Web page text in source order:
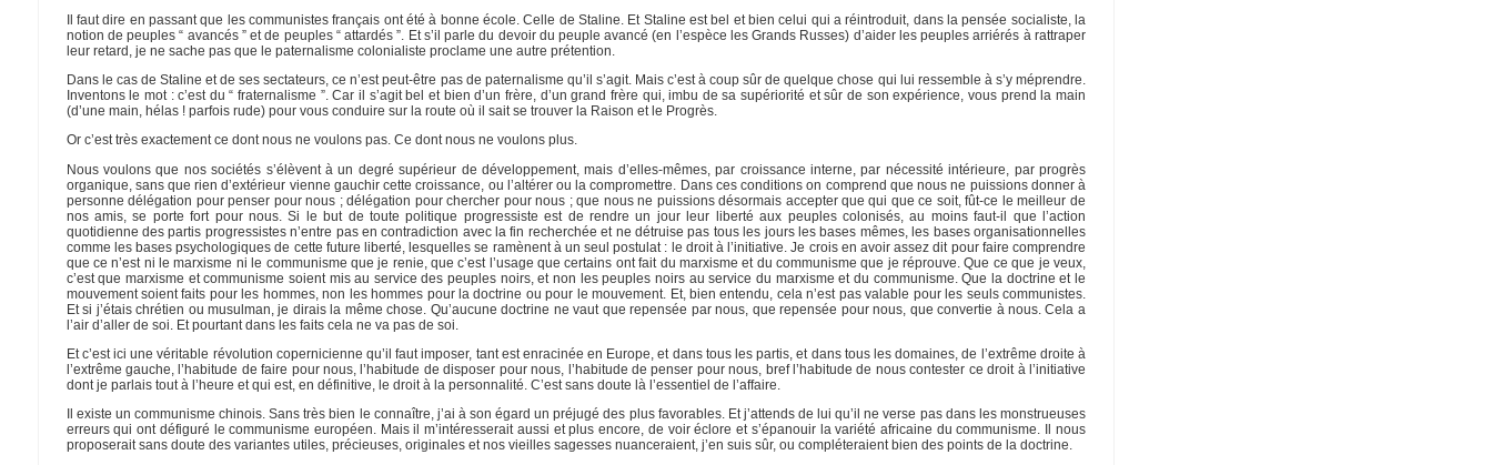
Il faut dire en passant que les communistes français ont été à bonne école. Celle de Staline. Et Staline est bel et bien celui qui a réintroduit, dans la pensée socialiste, la
notion de peuples “ avancés ” et de peuples “ attardés ”. Et s’il parle du devoir du peuple avancé (en l’espèce les Grands Russes) d’aider les peuples arriérés à rattraper
leur retard, je ne sache pas que le paternalisme colonialiste proclame une autre prétention.
Dans le cas de Staline et de ses sectateurs, ce n’est peut-être pas de paternalisme qu’il s’agit. Mais c’est à coup sûr de quelque chose qui lui ressemble à s’y méprendre.
Inventons le mot : c’est du “ fraternalisme ”. Car il s’agit bel et bien d’un frère, d’un grand frère qui, imbu de sa supériorité et sûr de son expérience, vous prend la main
(d’une main, hélas ! parfois rude) pour vous conduire sur la route où il sait se trouver la Raison et le Progrès.
Or c’est très exactement ce dont nous ne voulons pas. Ce dont nous ne voulons plus.
Nous voulons que nos sociétés s’élèvent à un degré supérieur de développement, mais d’elles-mêmes, par croissance interne, par nécessité intérieure, par progrès
organique, sans que rien d’extérieur vienne gauchir cette croissance, ou l’altérer ou la compromettre. Dans ces conditions on comprend que nous ne puissions donner à
personne délégation pour penser pour nous ; délégation pour chercher pour nous ; que nous ne puissions désormais accepter que qui que ce soit, fût-ce le meilleur de
nos amis, se porte fort pour nous. Si le but de toute politique progressiste est de rendre un jour leur liberté aux peuples colonisés, au moins faut-il que l’action
quotidienne des partis progressistes n’entre pas en contradiction avec la fin recherchée et ne détruise pas tous les jours les bases mêmes, les bases organisationnelles
comme les bases psychologiques de cette future liberté, lesquelles se ramènent à un seul postulat : le droit à l’initiative. Je crois en avoir assez dit pour faire comprendre
que ce n’est ni le marxisme ni le communisme que je renie, que c’est l’usage que certains ont fait du marxisme et du communisme que je réprouve. Que ce que je veux,
c’est que marxisme et communisme soient mis au service des peuples noirs, et non les peuples noirs au service du marxisme et du communisme. Que la doctrine et le
mouvement soient faits pour les hommes, non les hommes pour la doctrine ou pour le mouvement. Et, bien entendu, cela n’est pas valable pour les seuls communistes.
Et si j’étais chrétien ou musulman, je dirais la même chose. Qu’aucune doctrine ne vaut que repensée par nous, que repensée pour nous, que convertie à nous. Cela a
l’air d’aller de soi. Et pourtant dans les faits cela ne va pas de soi.
Et c’est ici une véritable révolution copernicienne qu’il faut imposer, tant est enracinée en Europe, et dans tous les partis, et dans tous les domaines, de l’extrême droite à
l’extrême gauche, l’habitude de faire pour nous, l’habitude de disposer pour nous, l’habitude de penser pour nous, bref l’habitude de nous contester ce droit à l’initiative
dont je parlais tout à l’heure et qui est, en définitive, le droit à la personnalité. C’est sans doute là l’essentiel de l’affaire.
Il existe un communisme chinois. Sans très bien le connaître, j’ai à son égard un préjugé des plus favorables. Et j’attends de lui qu’il ne verse pas dans les monstrueuses
erreurs qui ont défiguré le communisme européen. Mais il m’intéresserait aussi et plus encore, de voir éclore et s’épanouir la variété africaine du communisme. Il nous
proposerait sans doute des variantes utiles, précieuses, originales et nos vieilles sagesses nuanceraient, j’en suis sûr, ou compléteraient bien des points de la doctrine.